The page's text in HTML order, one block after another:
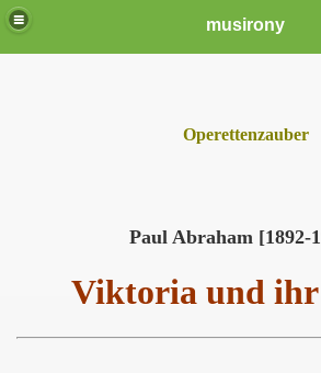
musirony
Operettenzauber
Paul Abraham [1892-
Viktoria und